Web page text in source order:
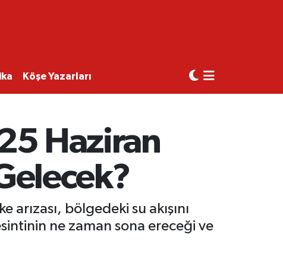
Köşe Yazarları
Haziran
bölgedeki su akışını
ne zaman sona ereceği ve